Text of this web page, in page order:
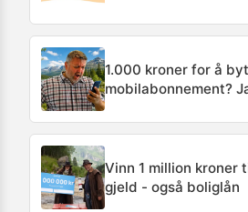
1.000 kroner for å
mobilabonnement?
Vinn 1 million kroner
gjeld - også boliglån